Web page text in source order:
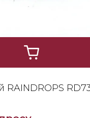
RAINDROPS